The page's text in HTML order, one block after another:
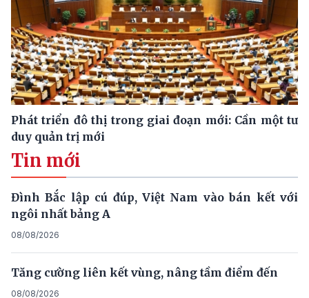
Phát triển đô thị trong giai đoạn mới: Cần một tư
duy quản trị mới
Tin mới
Đình Bắc lập cú đúp, Việt Nam vào bán kết với
ngôi nhất bảng A
08/08/2026
Tăng cường liên kết vùng, nâng tầm điểm đến
08/08/2026